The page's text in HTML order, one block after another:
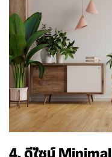
4. ดีไซน์ Minimal